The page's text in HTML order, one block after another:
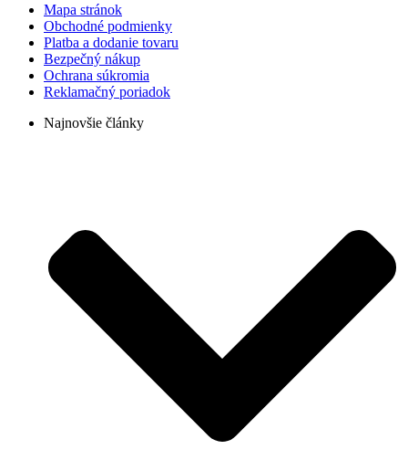
Mapa stránok
Obchodné podmienky
Platba a dodanie tovaru
Bezpečný nákup
Ochrana súkromia
Reklamačný poriadok
Najnovšie články